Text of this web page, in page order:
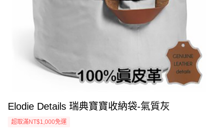
Elodie Details 瑞典寶寶收納袋-氣質灰
超取滿NT$1,000免運